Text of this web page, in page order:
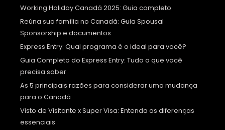
Working Holiday Canadá 2025: Guia completo
Reúna sua família no Canadá: Guia Spousal
Sponsorship e documentos
Express Entry: Qual programa é o ideal para você?
Guia Completo do Express Entry: Tudo o que você
precisa saber
As 5 principais razões para considerar uma mudança
para o Canadá
Visto de Visitante x Super Visa: Entenda as diferenças
essenciais